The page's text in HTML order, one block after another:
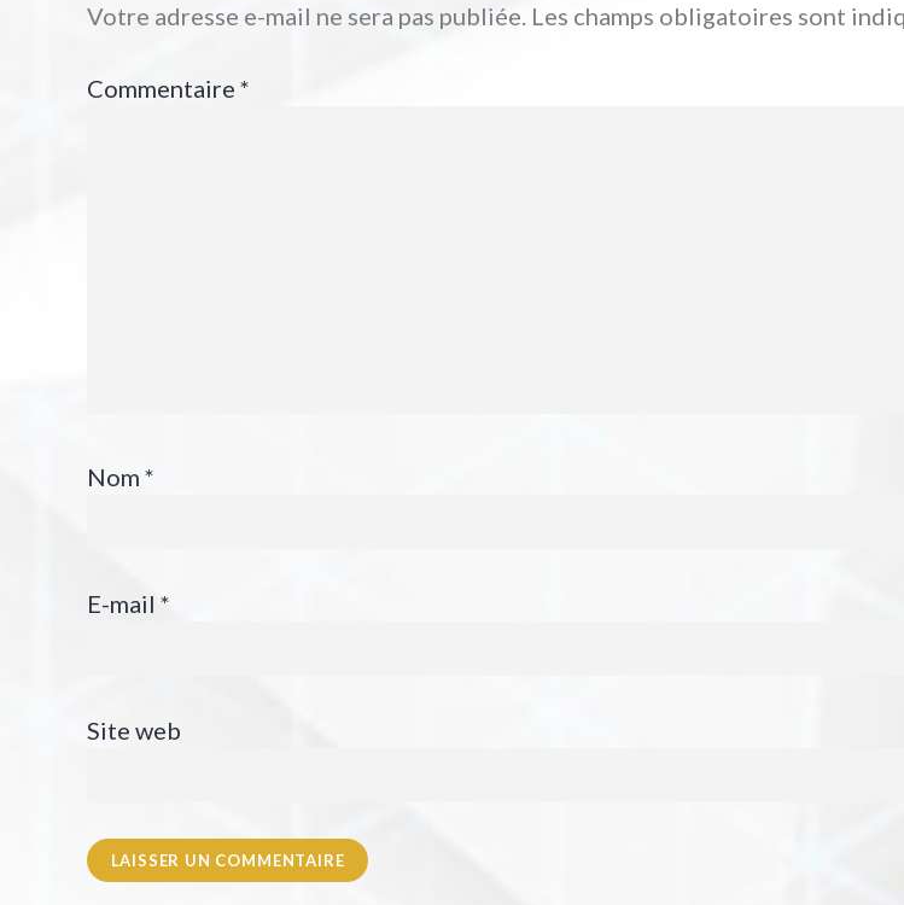
Votre adresse e-mail ne sera pas publiée. Les champs obligatoires sont
Commentaire *
Nom *
E-mail *
Site web